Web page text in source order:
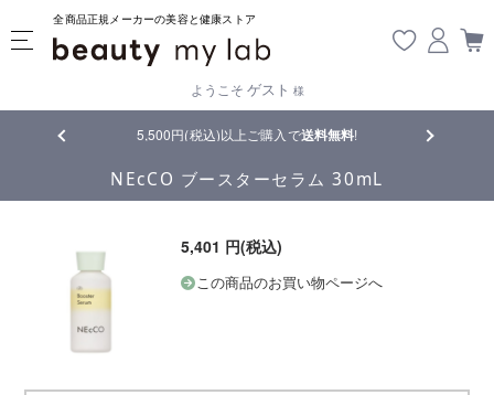
全商品正規メーカーの美容と健康ストア
ようこそ ゲスト 様
5,500円(税込)以上ご購入で送料無料! 【重要】
NEcCO ブースターセラム 30mL
5,401 円(税込)
この商品のお買い物ページへ